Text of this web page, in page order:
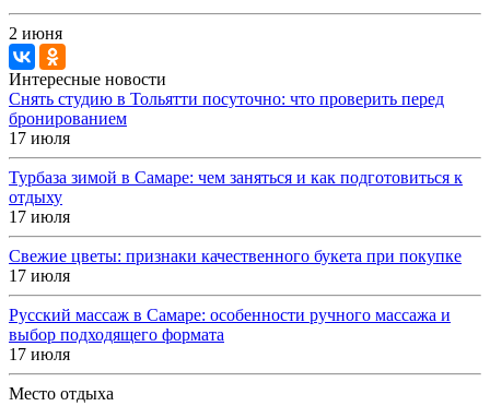
2 июня
Интересные новости
Снять студию в Тольятти посуточно: что проверить перед
бронированием
17 июля
Турбаза зимой в Самаре: чем заняться и как подготовиться к
отдыху
17 июля
Свежие цветы: признаки качественного букета при покупке
17 июля
Русский массаж в Самаре: особенности ручного массажа и
выбор подходящего формата
17 июля
Место отдыха